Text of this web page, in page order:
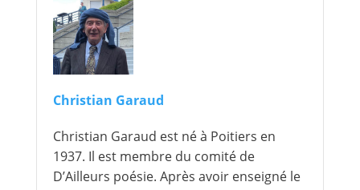
Christian Garaud
Christian Garaud est né à Poitiers en
1937. Il est membre du comité de
D’Ailleurs poésie. Après avoir enseigné le